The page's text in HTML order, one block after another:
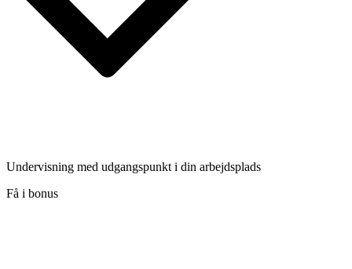
Undervisning med udgangspunkt i din arbejdsplads
Få i bonus